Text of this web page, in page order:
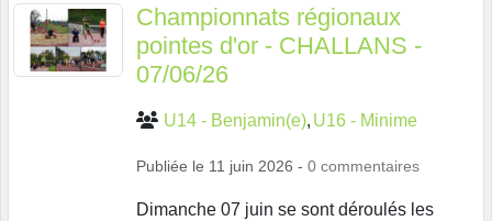
Championnats régionaux
pointes d'or - CHALLANS -
07/06/26
U14 - Benjamin(e) U16 - Minime
Publiée le 11 juin 2026 - 0 commentaires
Dimanche 07 juin se sont déroulés les